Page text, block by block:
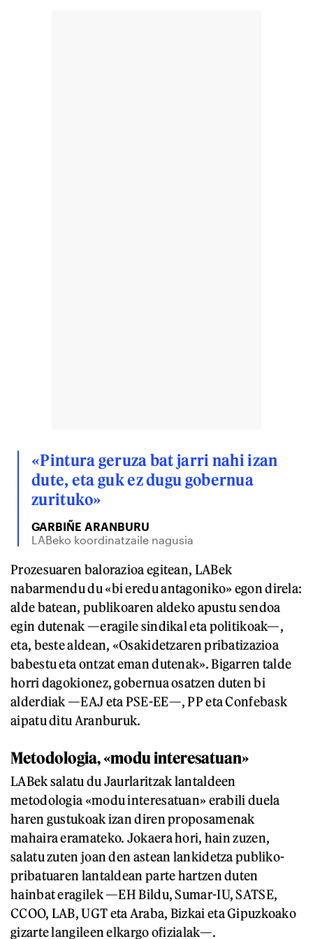
«Pintura geruza bat jarri nahi izan
dute, eta guk ez dugu gobernua
zurituko»
GARBIÑE ARANBURU
LABeko koordinatzaile nagusia
Prozesuaren balorazioa egitean, LABek
nabarmendu du «bi eredu antagoniko» egon direla:
alde batean, publikoaren aldeko apustu sendoa
egin dutenak —eragile sindikal eta politikoak—,
eta, beste aldean, «Osakidetzaren pribatizazioa
babestu eta ontzat eman dutenak». Bigarren talde
horri dagokionez, gobernua osatzen duten bi
alderdiak —EAJ eta PSE-EE—, PP eta Confebask
aipatu ditu Aranburuk.
Metodologia,«modu interesatuan»
LABek salatu du Jaurlaritzak lantaldeen
metodologia «modu interesatuan» erabili duela
haren gustukoak izan diren proposamenak
mahaira eramateko. Jokaera hori, hain zuzen,
salatu zuten joan den astean lankidetza publiko-
pribatuaren lantaldean parte hartzen duten
hainbat eragilek —EH Bildu, Sumar-IU, SATSE,
CCOO, LAB, UGT eta Araba, Bizkai eta Gipuzkoako
gizarte langileen elkargo ofizialak—.